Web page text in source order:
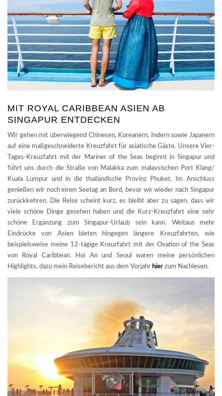
MIT ROYAL CARIBBEAN ASIEN AB
SINGAPUR ENTDECKEN
Wir gehen mit überwiegend Chinesen, Koreanern, Indern sowie Japanern
auf eine maßgeschneiderte Kreuzfahrt für asiatische Gäste. Unsere Vier-
Tages-Kreuzfahrt mit der Mariner of the Seas beginnt in Singapur und
führt uns durch die Straße von Malakka zum malaysischen Port Klang/
Kuala Lumpur und in die thailändische Provinz Phuket. Im Anschluss
genießen wir noch einen Seetag an Bord, bevor wir wieder nach Singapur
zurückkehren. Die Reise scheint kurz, es bleibt aber zu sagen, dass wir
viele schöne Dinge gesehen haben und die Kurz-Kreuzfahrt eine sehr
schöne Ergänzung zum Singapur-Urlaub sein kann. Weitaus mehr
Eindrücke von Asien bieten hingegen längere Kreuzfahrten, wie
beispielsweise meine 12-tägige Kreuzfahrt mit der Ovation of the Seas
von Royal Caribbean. Hoi An und Seoul waren meine persönlichen
Highlights, dazu mein Reisebericht aus dem Vorjahr hier zum Nachlesen.